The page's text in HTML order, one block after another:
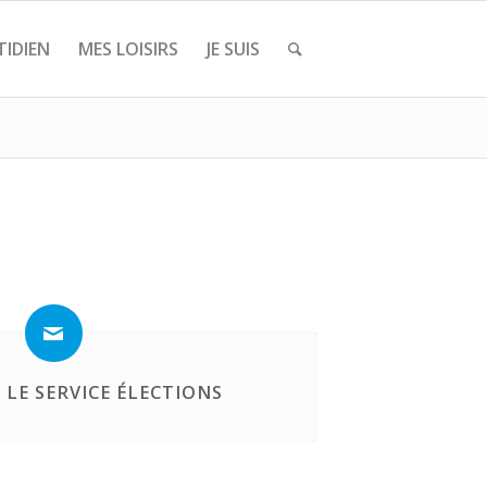
MES LOISIRS JE SUIS
SERVICE ÉLECTIONS